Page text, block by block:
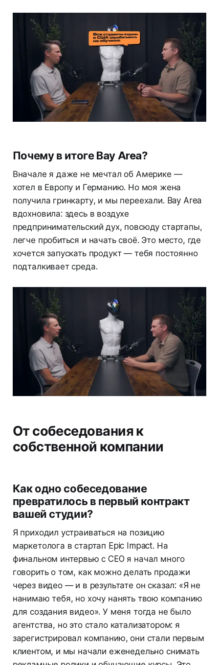
Почему в итоге Bay Area?
Вначале я даже не мечтал об Америке —
хотел в Европу и Германию. Но моя жена
получила гринкарту, и мы переехали. Bay Area
вдохновила: здесь в воздухе
предпринимательский дух, повсюду стартапы,
легче пробиться и начать своё. Это место, где
хочется запускать продукт — тебя постоянно
подталкивает среда.
От собеседования к
собственной компании
Как одно собеседование
превратилось в первый контракт
вашей студии?
Я приходил устраиваться на позицию
маркетолога в стартап Epic Impact. На
финальном интервью с CEO я начал много
говорить о том, как можно делать продажи
через видео — и в результате он сказал: «Я не
нанимаю тебя, но хочу нанять твою компанию
для создания видео». У меня тогда не было
агентства, но это стало катализатором: я
зарегистрировал компанию, они стали первым
клиентом, и мы начали еженедельно снимать